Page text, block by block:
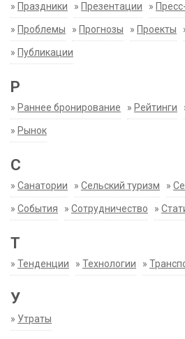
» Праздники » Презентации »
» Проблемы » Прогнозы » Проекты
» Публикации
Р
» Раннее бронирование » Рейтинги
» Рынок
С
» Санатории » Сельский туризм »
» События » Сотрудничество »
Т
» Тенденции » Технологии »
У
» Утраты